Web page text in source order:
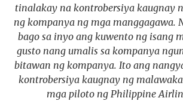
tinalakay na kontrobersiya kaugnay
ng kompanya ng mga manggagawa.
bago sa inyo ang kuwento ng isang
gusto nang umalis sa kompanya
bitawan ng kompanya. Ito ang
kontrobersiya kaugnay ng
mga piloto ng Philippine